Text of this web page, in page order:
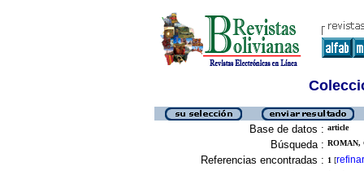
Base de datos : article
Búsqueda : ROMAN,
Referencias encontradas : 1 [refinar